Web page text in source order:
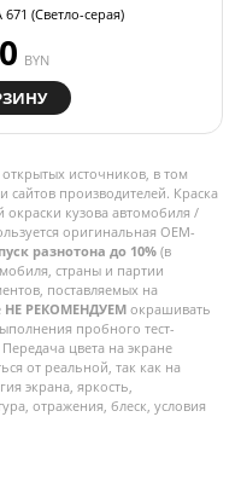
671 (Светло-серая)
BYN
источников, в том
сайтов производителей. Краска
окраски кузова автомобиля /
оригинальная OEM-
разнотона до 10%(в
страны и партии
поставляемых на
НЕ РЕКОМЕНДУЕМ окрашивать
пробного тест-
цвета на экране
от реальной, так как на
экрана, яркость,
отражения, блеск, условия